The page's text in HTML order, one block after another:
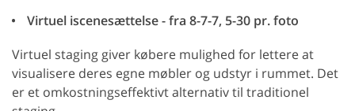
Virtuel iscenesættelse - fra 8-7-7, 5-30 pr. foto
Virtuel staging giver købere mulighed for lettere at
visualisere deres egne møbler og udstyr i rummet. Det
er et omkostningseffektivt alternativ til traditionel